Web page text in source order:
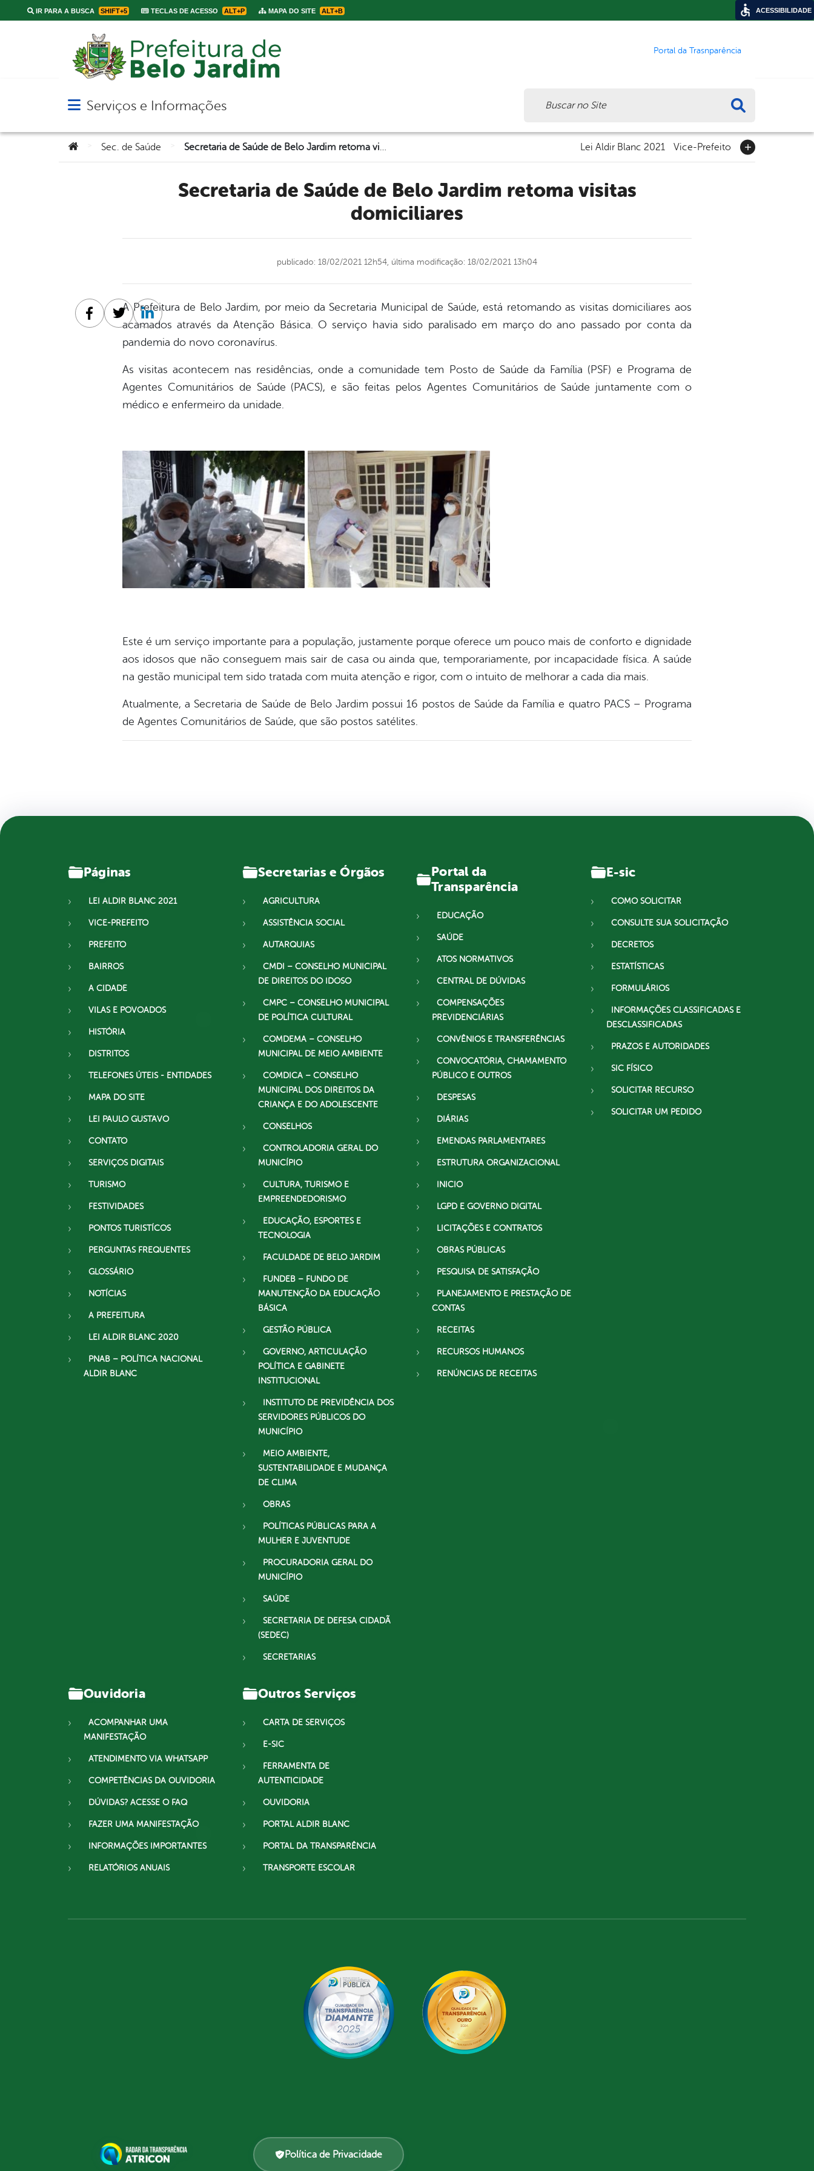
IR PARA A BUSCA SHIFT+5 TECLAS DE ACESSO ALT+P MAPA DO SITE ALT+B
Portal da Trasnparência
Abrir menu principal de navegação
Serviços e Informações
Você está aqui:Sec. de Saúde Lei Aldir Blanc 2021 Vice-Prefeito
Secretaria de Saúde de Belo Jardim retoma visitas
domiciliares
publicado: 18/02/2021 12h54, última modificação: 18/02/2021 13h04
A Prefeitura de Belo Jardim, por meio da Secretaria Municipal de Saúde, está retomando as visitas domiciliares aos
acamados através da Atenção Básica. O serviço havia sido paralisado em março do ano passado por conta da
pandemia do novo coronavírus.
As visitas acontecem nas residências, onde a comunidade tem Posto de Saúde da Família (PSF) e Programa de
Agentes Comunitários de Saúde (PACS), e são feitas pelos Agentes Comunitários de Saúde juntamente com o
médico e enfermeiro da unidade.
Este é um serviço importante para a população, justamente porque oferece um pouco mais de conforto e dignidade
aos idosos que não conseguem mais sair de casa ou ainda que, temporariamente, por incapacidade física. A saúde
na gestão municipal tem sido tratada com muita atenção e rigor, com o intuito de melhorar a cada dia mais.
Atualmente, a Secretaria de Saúde de Belo Jardim possui 16 postos de Saúde da Família e quatro PACS – Programa
de Agentes Comunitários de Saúde, que são postos satélites.
Facebook
TwitterLinkedin
Páginas
LEI ALDIR BLANC 2021
VICE-PREFEITO
PREFEITO
BAIRROS
A CIDADE
VILAS E POVOADOS
HISTÓRIA
DISTRITOS
TELEFONES ÚTEIS - ENTIDADES
MAPA DO SITE
LEI PAULO GUSTAVO
CONTATO
SERVIÇOS DIGITAIS
TURISMO
FESTIVIDADES
PONTOS TURISTÍCOS
PERGUNTAS FREQUENTES
GLOSSÁRIO
NOTÍCIAS
A PREFEITURA
LEI ALDIR BLANC 2020
PNAB – POLÍTICA NACIONAL
ALDIR BLANC
Secretarias e Órgãos
AGRICULTURA
ASSISTÊNCIA SOCIAL
AUTARQUIAS
CMDI – CONSELHO MUNICIPAL
DE DIREITOS DO IDOSO
CMPC – CONSELHO MUNICIPAL
DE POLÍTICA CULTURAL
COMDEMA – CONSELHO
MUNICIPAL DE MEIO AMBIENTE
COMDICA – CONSELHO
MUNICIPAL DOS DIREITOS DA
CRIANÇA E DO ADOLESCENTE
CONSELHOS
CONTROLADORIA GERAL DO
MUNICÍPIO
CULTURA, TURISMO E
EMPREENDEDORISMO
EDUCAÇÃO, ESPORTES E
TECNOLOGIA
FACULDADE DE BELO JARDIM
FUNDEB – FUNDO DE
MANUTENÇÃO DA EDUCAÇÃO
BÁSICA
GESTÃO PÚBLICA
GOVERNO, ARTICULAÇÃO
POLÍTICA E GABINETE
INSTITUCIONAL
INSTITUTO DE PREVIDÊNCIA DOS
SERVIDORES PÚBLICOS DO
MUNICÍPIO
MEIO AMBIENTE,
SUSTENTABILIDADE E MUDANÇA
DE CLIMA
OBRAS
POLÍTICAS PÚBLICAS PARA A
MULHER E JUVENTUDE
PROCURADORIA GERAL DO
MUNICÍPIO
SAÚDE
SECRETARIA DE DEFESA CIDADÃ
(SEDEC)
SECRETARIAS
Portal da
Transparência
EDUCAÇÃO
SAÚDE
ATOS NORMATIVOS
CENTRAL DE DÚVIDAS
COMPENSAÇÕES
PREVIDENCIÁRIAS
CONVÊNIOS E TRANSFERÊNCIAS
CONVOCATÓRIA, CHAMAMENTO
PÚBLICO E OUTROS
DESPESAS
DIÁRIAS
EMENDAS PARLAMENTARES
ESTRUTURA ORGANIZACIONAL
INICIO
LGPD E GOVERNO DIGITAL
LICITAÇÕES E CONTRATOS
OBRAS PÚBLICAS
PESQUISA DE SATISFAÇÃO
PLANEJAMENTO E PRESTAÇÃO DE
CONTAS
RECEITAS
RECURSOS HUMANOS
RENÚNCIAS DE RECEITAS
E-sic
COMO SOLICITAR
CONSULTE SUA SOLICITAÇÃO
DECRETOS
ESTATÍSTICAS
FORMULÁRIOS
INFORMAÇÕES CLASSIFICADAS E
DESCLASSIFICADAS
PRAZOS E AUTORIDADES
SIC FÍSICO
SOLICITAR RECURSO
SOLICITAR UM PEDIDO
Ouvidoria
ACOMPANHAR UMA
MANIFESTAÇÃO
ATENDIMENTO VIA WHATSAPP
COMPETÊNCIAS DA OUVIDORIA
DÚVIDAS? ACESSE O FAQ
FAZER UMA MANIFESTAÇÃO
INFORMAÇÕES IMPORTANTES
RELATÓRIOS ANUAIS
Outros Serviços
CARTA DE SERVIÇOS
E-SIC
FERRAMENTA DE
AUTENTICIDADE
OUVIDORIA
PORTAL ALDIR BLANC
PORTAL DA TRANSPARÊNCIA
TRANSPORTE ESCOLAR
Política de Privacidade
ACESSIBILIDADE